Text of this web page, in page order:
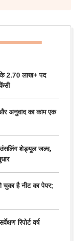
2.70 लाख+ पद
अनुवाद का काम एक
शेड्यूल जल्द,
है नीट का पेपर;
रिपोर्ट वर्ष